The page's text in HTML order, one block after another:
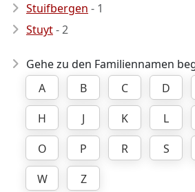
Stuifbergen - 1
Stuyt- 2
Gehe zu den Familiennamen
A
B C D
H
J K L
O
P R S
W
Z